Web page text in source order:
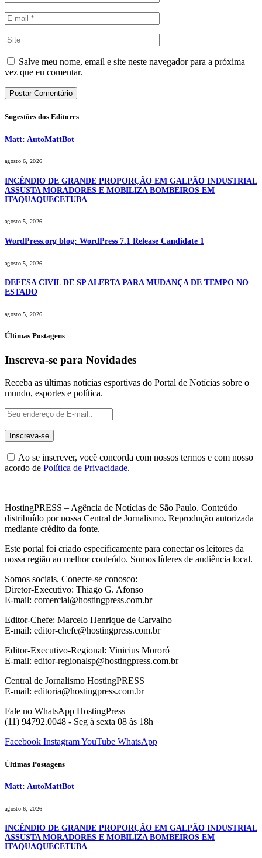
Salve meu nome, email e site neste navegador para a próxima
vez que eu comentar.
Sugestões dos Editores
Matt: AutoMattBot
agosto 6, 2026
INCÊNDIO DE GRANDE PROPORÇÃO EM GALPÃO INDUSTRIAL
ASSUSTA MORADORES E MOBILIZA BOMBEIROS EM
ITAQUAQUECETUBA
agosto 5, 2026
WordPress.org blog: WordPress 7.1 Release Candidate 1
agosto 5, 2026
DEFESA CIVIL DE SP ALERTA PARA MUDANÇA DE TEMPO NO
ESTADO
agosto 5, 2026
Últimas Postagens
Inscreva-se para Novidades
Receba as últimas notícias esportivas do Portal de Notícias sobre o
mundo, esportes e política.
Ao se inscrever, você concorda com nossos termos e com nosso
acordo de Política de Privacidade.
HostingPRESS – Agência de Notícias de São Paulo. Conteúdo
distribuído por nossa Central de Jornalismo. Reprodução autorizada
mediante crédito da fonte.
Este portal foi criado especificamente para conectar os leitores da
nossa região ao melhor conteúdo. Somos líderes de audiência local.
Somos sociais. Conecte-se conosco:
Diretor-Executivo: Thiago G. Afonso
E-mail: comercial@hostingpress.com.br
Editor-Chefe: Marcelo Henrique de Carvalho
E-mail: editor-chefe@hostingpress.com.br
Editor-Executivo-Regional: Vinicius Mororó
E-mail: editor-regionalsp@hostingpress.com.br
Central de Jornalismo HostingPRESS
E-mail: editoria@hostingpress.com.br
Fale no WhatsApp HostingPress
(11) 94792.0048 - Seg à sexta 08 às 18h
Facebook InstagramYouTube WhatsApp
Últimas Postagens
Matt: AutoMattBot
agosto 6, 2026
INCÊNDIO DE GRANDE PROPORÇÃO EM GALPÃO INDUSTRIAL
ASSUSTA MORADORES E MOBILIZA BOMBEIROS EM
ITAQUAQUECETUBA